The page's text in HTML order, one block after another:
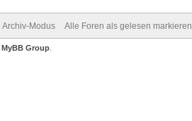
Archiv-Modus Alle Foren als gelesen markieren
MyBB Group.